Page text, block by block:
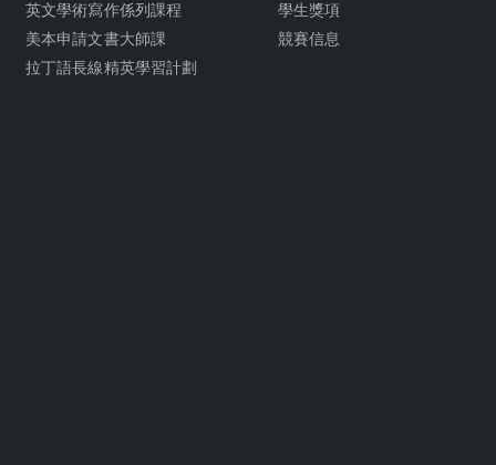
英文學術寫作係列課程
美本申請文書大師課
拉丁語長線精英學習計劃
學生獎項
競賽信息